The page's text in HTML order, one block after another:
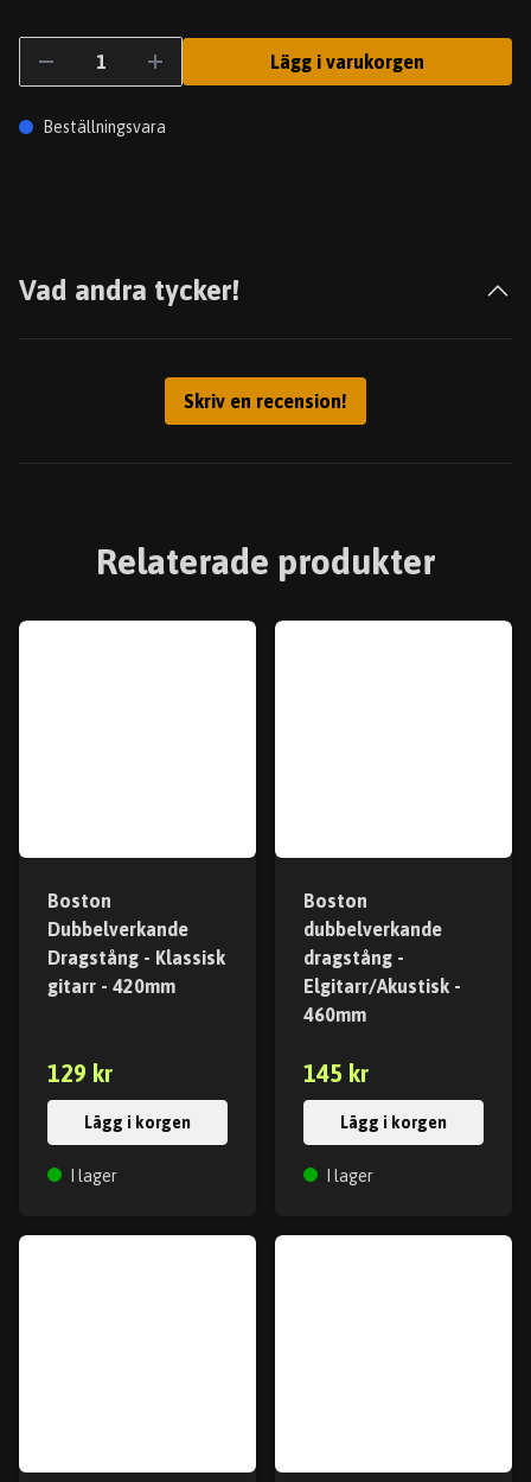
Lägg i varukorgen
Beställningsvara
Vad andra tycker!
Skriv en recension!
Relaterade produkter
Boston
Dubbelverkande
Dragstång - Klassisk
gitarr - 420mm
129 kr
Lägg i korgen
I lager
Boston
dubbelverkande
dragstång -
Elgitarr/Akustisk -
460mm
145 kr
Lägg i korgen
I lager